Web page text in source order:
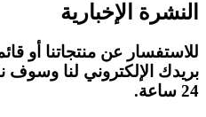
النشرة الإخبارية
للاستفسار عن منتجاتنا أو
بريدك الإلكتروني لنا
24 ساعة.